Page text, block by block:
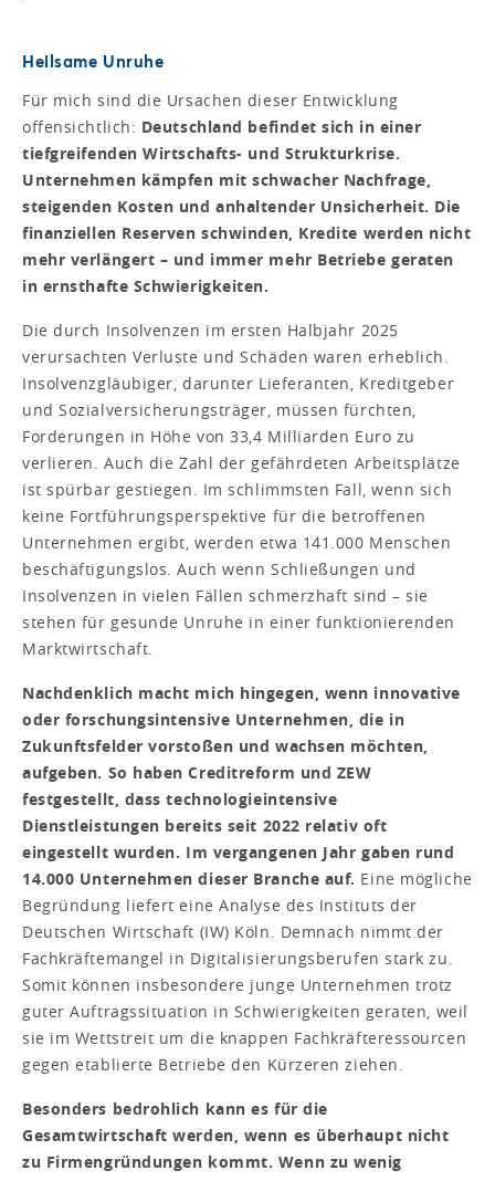
Heilsame Unruhe
Für mich sind die Ursachen dieser Entwicklung
offensichtlich: Deutschland befindet sich in einer
tiefgreifenden Wirtschafts- und Strukturkrise.
Unternehmen kämpfen mit schwacher Nachfrage,
steigenden Kosten und anhaltender Unsicherheit. Die
finanziellen Reserven schwinden, Kredite werden nicht
mehr verlängert – und immer mehr Betriebe geraten
in ernsthafte Schwierigkeiten.
Die durch Insolvenzen im ersten Halbjahr 2025
verursachten Verluste und Schäden waren erheblich.
Insolvenzgläubiger, da­runter Lieferanten, Kreditgeber
und Sozialversicherungsträger, müssen fürchten,
Forderungen in Höhe von 33,4 Milliarden Euro zu
verlieren. Auch die Zahl der gefährdeten Arbeitsplätze
ist spürbar gestiegen. Im schlimmsten Fall, wenn sich
keine Fortführungsperspektive für die betroffenen
Unternehmen ergibt, werden etwa 141.000 Menschen
beschäftigungslos. Auch wenn Schließungen und
Insolvenzen in vielen Fällen schmerzhaft sind – sie
stehen für gesunde Unruhe in einer funktionierenden
Marktwirtschaft.
Nachdenklich macht mich hingegen, wenn innovative
oder forschungsintensive Unternehmen, die in
Zukunftsfelder vorstoßen und wachsen möchten,
aufgeben. So haben Creditreform und ZEW
festgestellt, dass technologieintensive
Dienstleistungen bereits seit 2022 relativ oft
eingestellt wurden. Im vergangenen Jahr gaben rund
14.000 Unternehmen dieser Branche auf. Eine mögliche
Begründung liefert eine Analyse des Instituts der
Deutschen Wirtschaft (IW) Köln. Demnach nimmt der
Fachkräftemangel in Digitalisierungsberufen stark zu.
Somit können insbesondere junge Unternehmen trotz
guter Auftragssituation in Schwierigkeiten geraten, weil
sie im Wettstreit um die knappen Fachkräfteressourcen
gegen etablierte Betriebe den Kürzeren ziehen.
Besonders bedrohlich kann es für die
Gesamtwirtschaft werden, wenn es überhaupt nicht
zu Firmengründungen kommt. Wenn zu wenig